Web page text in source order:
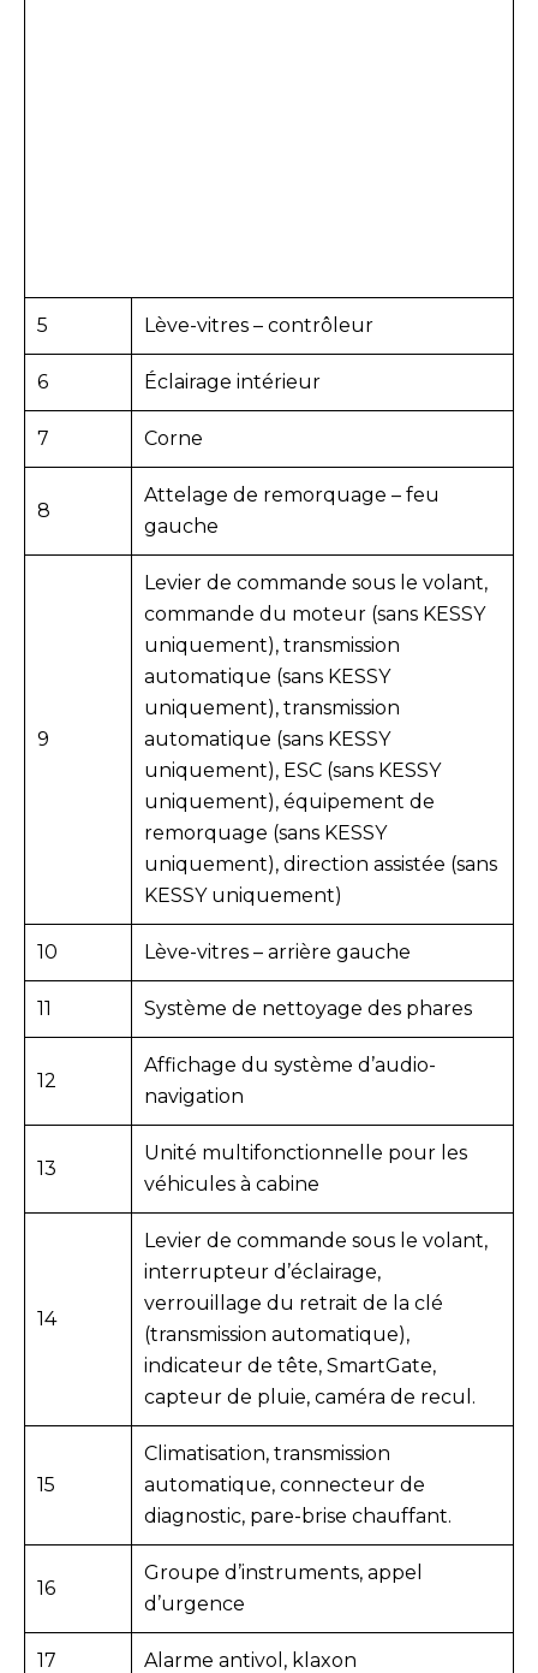
5 Lève-vitres – contrôleur
6 Éclairage intérieur
7 Corne
8
Attelage de remorquage – feu
gauche
9
Levier de commande sous le volant,
commande du moteur (sans KESSY
uniquement), transmission
automatique (sans KESSY
uniquement), transmission
automatique (sans KESSY
uniquement), ESC (sans KESSY
uniquement), équipement de
remorquage (sans KESSY
uniquement), direction assistée (sans
KESSY uniquement)
10 Lève-vitres – arrière gauche
11 Système de nettoyage des phares
12
Affichage du système d’audio-
navigation
13
Unité multifonctionnelle pour les
véhicules à cabine
14
Levier de commande sous le volant,
interrupteur d’éclairage,
verrouillage du retrait de la clé
(transmission automatique),
indicateur de tête, SmartGate,
capteur de pluie, caméra de recul.
15
Climatisation, transmission
automatique, connecteur de
diagnostic, pare-brise chauffant.
16
Groupe d’instruments, appel
d’urgence
17 Alarme antivol, klaxon